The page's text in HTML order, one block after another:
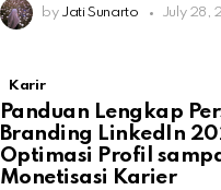
by Jati Sunarto July 28,
Karir
Panduan Lengkap
Branding LinkedIn
Optimasi Profil
Monetisasi Karier